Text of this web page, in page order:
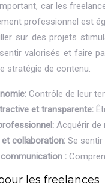
car les
professionnel est
sur des projets
valorisés et faire
stratégie de contenu.
Contrôle de leur
et transparente:
Acquérir de
collaboration: Se sentir
:
les freelances